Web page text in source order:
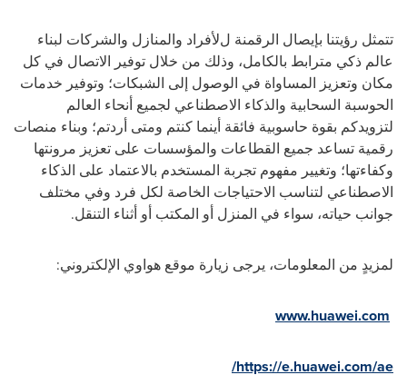
تتمثل رؤيتنا بإيصال الرقمنة للأفراد والمنازل والشركات لبناء
عالم ذكي مترابط بالكامل، وذلك من خلال توفير الاتصال في كل
مكان وتعزيز المساواة في الوصول إلى الشبكات؛ وتوفير خدمات
الحوسبة السحابية والذكاء الاصطناعي لجميع أنحاء العالم
لتزويدكم بقوة حاسوبية فائقة أينما كنتم ومتى أردتم؛ وبناء منصات
رقمية تساعد جميع القطاعات والمؤسسات على تعزيز مرونتها
وكفاءتها؛ وتغيير مفهوم تجربة المستخدم بالاعتماد على الذكاء
الاصطناعي لتناسب الاحتياجات الخاصة لكل فرد وفي مختلف
جوانب حياته، سواء في المنزل أو المكتب أو أثناء التنقل.
لمزيدٍ من المعلومات، يرجى زيارة موقع هواوي الإلكتروني:
www.huawei.com
https://e.huawei.com/ae
/